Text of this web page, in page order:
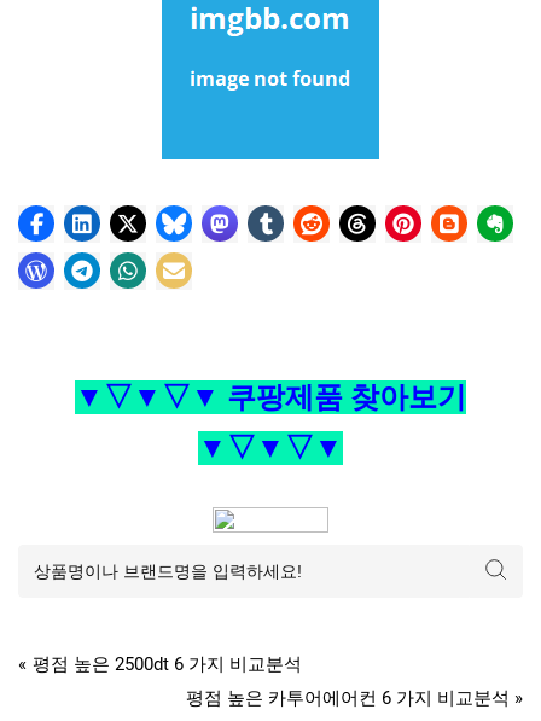
▼▽▼▽▼ 쿠팡제품 찾아보기
▼▽▼▽▼
가전디지털
글
P
평점 높은 2500dt 6 가지 비교분석
N
평점 높은 카투어에어컨 6 가지 비교분석